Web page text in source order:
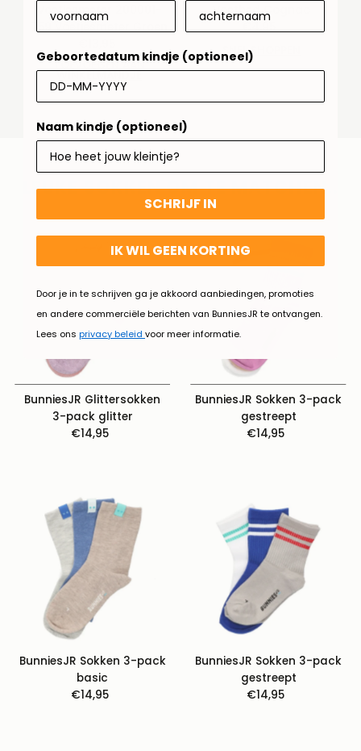
prijs
TOEVOEGEN AAN
WINKELMANDJE
Voetbed Cognac
SNEL SHOPPEN
LEUKE SOKKEN OM TE MATCHEN..
BunniesJR Glittersokken
3-pack glitter
Normale
€14,95
BunniesJR Sokken 3-pack
gestreept
Normale
€14,95
BunniesJR Sokken 3-pack
basic
Normale
€14,95
BunniesJR Sokken 3-pack
gestreept
Normale
€14,95
Geboortedatum kindje (optioneel)
Naam kindje (optioneel)
SCHRIJF IN
IK WIL GEEN KORTING
Door je in te schrijven ga je akkoord aanbiedingen, promoties
en andere commerciële berichten van BunniesJR te ontvangen.
Lees ons privacy beleid voor meer informatie.